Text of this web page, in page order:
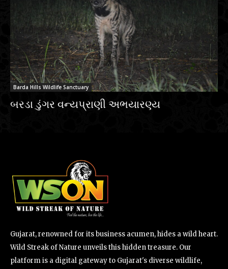
Barda Hills Wildlife Sanctuary
બરડા ડુંગર વન્યપ્રાણી અભયારણ્ય
Gujarat, renowned for its business acumen, hides a wild heart.
Wild Streak of Nature unveils this hidden treasure. Our
platform is a digital gateway to Gujarat's diverse wildlife,